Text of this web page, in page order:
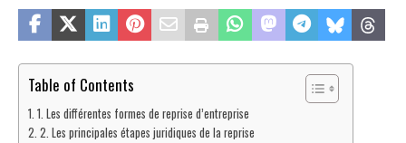
Table of Contents
1. Les différentes formes de reprise d’entreprise
2. Les principales étapes juridiques de la reprise